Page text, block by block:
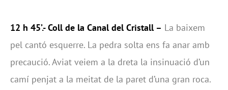
12 h 45’.- Coll de la Canal del Cristall – La baixem
pel cantó esquerre. La pedra solta ens fa anar amb
precaució. Aviat veiem a la dreta la insinuació d’un
camí penjat a la meitat de la paret d’una gran roca.